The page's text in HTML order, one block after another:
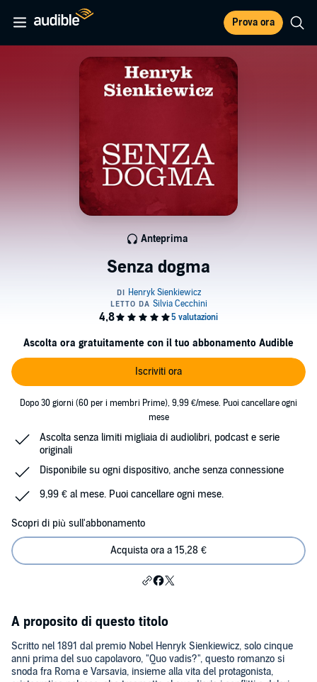
Prova ora
Senza dogma
Anteprima
Ascolta ora gratuitamente con il tuo abbonamento Audible
Iscriviti ora
Dopo 30 giorni (60 per i membri Prime), 9,99 €/mese. Puoi cancellare ogni
mese
Ascolta senza limiti migliaia di audiolibri, podcast e serie
originali
Disponibile su ogni dispositivo, anche senza connessione
9,99 € al mese. Puoi cancellare ogni mese.
Scopri di più sull'abbonamento
Acquista ora a 15,28 €
A proposito di questo titolo
Scritto nel 1891 dal premio Nobel Henryk Sienkiewicz, solo cinque
anni prima del suo capolavoro, "Quo vadis?", questo romanzo si
snoda fra Roma e Varsavia, insieme alla vita del protagonista,